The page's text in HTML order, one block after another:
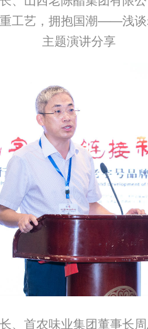
工艺，拥抱国潮——浅
主题演讲分享
、首农味业集团董事长